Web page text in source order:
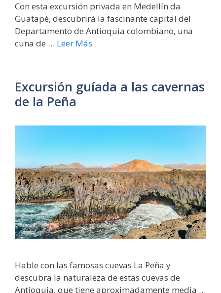
Con esta excursión privada en Medellín da
Guatapé, descubrirá la fascinante capital del
Departamento de Antioquia colombiano, una
cuna de … Leer Más
Excursión guíada a las cavernas
de la Peña
Hable con las famosas cuevas La Peña y
descubra la naturaleza de estas cuevas de
Antioquia, que tiene aproximadamente media …